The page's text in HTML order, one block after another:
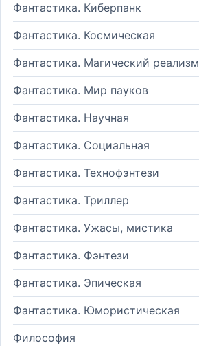
Фантастика. Киберпанк
Фантастика. Космическая
Фантастика. Магический реализм
Фантастика. Мир пауков
Фантастика. Научная
Фантастика. Социальная
Фантастика. Технофэнтези
Фантастика. Триллер
Фантастика. Ужасы, мистика
Фантастика. Фэнтези
Фантастика. Эпическая
Фантастика. Юмористическая
Философия